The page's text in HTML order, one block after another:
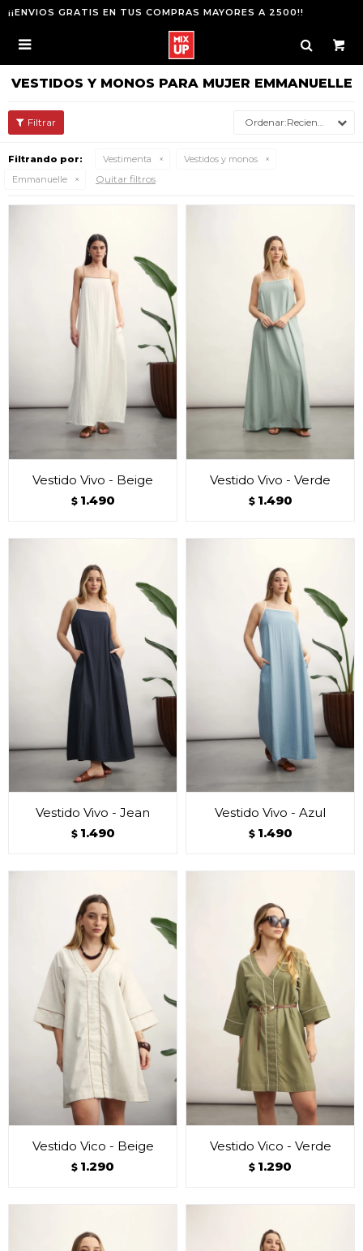
¡¡ENVIOS GRATIS EN TUS COMPRAS MAYORES A 2500!!

VESTIDOS Y MONOS PARA MUJER EMMANUELLE
Recientes
Filtrando por: Vestimenta
Vestidos y monos
Emmanuelle
Quitar filtros
Vestido Vivo - Beige
$ 1.490
Vestido Vivo - Verde
$ 1.490
Vestido Vivo - Jean
$ 1.490
Vestido Vivo - Azul
$ 1.490
Vestido Vico - Beige
$ 1.290
Vestido Vico - Verde
$ 1.290